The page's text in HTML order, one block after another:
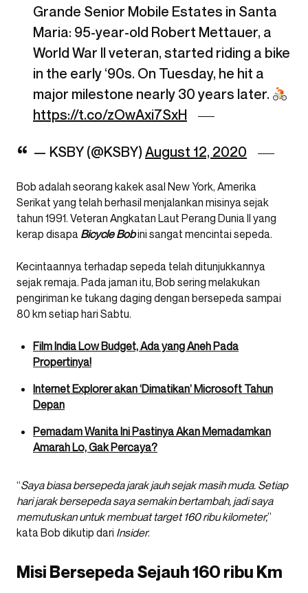
Grande Senior Mobile Estates in Santa
Maria: 95-year-old Robert Mettauer, a
World War II veteran, started riding a bike
in the early ‘90s. On Tuesday, he hit a
major milestone nearly 30 years later.
https://t.co/zOwAxi7SxH
— KSBY (@KSBY) August 12, 2020
Bob adalah seorang kakek asal New York, Amerika
Serikat yang telah berhasil menjalankan misinya sejak
tahun 1991. Veteran Angkatan Laut Perang Dunia II yang
kerap disapa Bicycle Bobini sangat mencintai sepeda.
Kecintaannya terhadap sepeda telah ditunjukkannya
sejak remaja. Pada jaman itu, Bob sering melakukan
pengiriman ke tukang daging dengan bersepeda sampai
80 km setiap hari Sabtu.
Film India Low Budget, Ada yang Aneh Pada
Propertinya!
Internet Explorer akan ‘Dimatikan’ Microsoft Tahun
Depan
Pemadam Wanita Ini Pastinya Akan Memadamkan
Amarah Lo, Gak Percaya?
“Saya biasa bersepeda jarak jauh sejak masih muda. Setiap
hari jarak bersepeda saya semakin bertambah, jadi saya
memutuskan untuk membuat target 160 ribu kilometer,”
kata Bob dikutip dari Insider.
Misi Bersepeda Sejauh 160 ribu Km